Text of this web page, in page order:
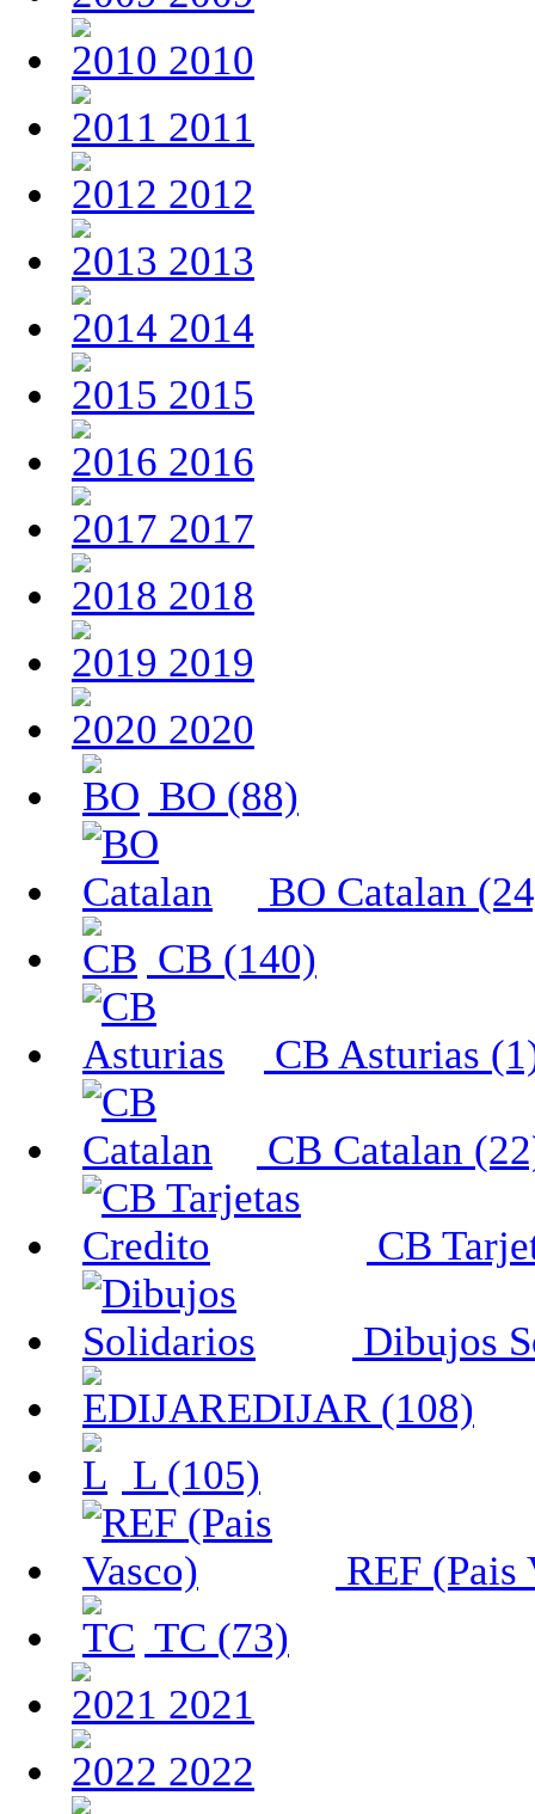
2010
2011
2012
2013
2014
2015
2016
2017
2018
2019
2020
BO (88)
BO Catalan
CB (140)
CB Asturias
CB Catalan
CB
Dibujos
EDIJAR (108)
L (105)
REF (Pais
TC (73)
2021
2022